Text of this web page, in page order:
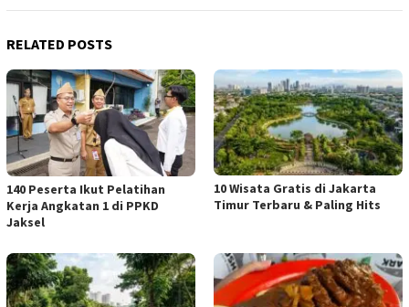
RELATED POSTS
140 Peserta Ikut Pelatihan
Kerja Angkatan 1 di PPKD
Jaksel
10 Wisata Gratis di Jakarta
Timur Terbaru & Paling Hits